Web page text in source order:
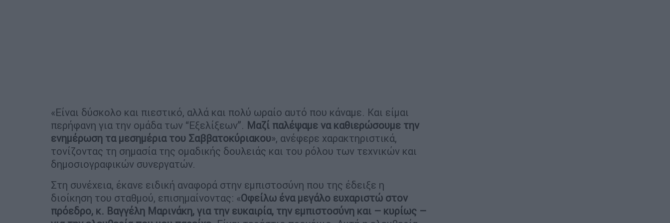
«Είναι δύσκολο και πιεστικό, αλλά και πολύ ωραίο αυτό που κάναμε. Και είμαι
περήφανη για την ομάδα των “Εξελίξεων”. Μαζί παλέψαμε να καθιερώσουμε την
ενημέρωση τα μεσημέρια του Σαββατοκύριακου», ανέφερε χαρακτηριστικά,
τονίζοντας τη σημασία της ομαδικής δουλειάς και του ρόλου των τεχνικών και
δημοσιογραφικών συνεργατών.
Στη συνέχεια, έκανε ειδική αναφορά στην εμπιστοσύνη που της έδειξε η
διοίκηση του σταθμού, επισημαίνοντας: «Οφείλω ένα μεγάλο ευχαριστώ στον
πρόεδρο, κ. Βαγγέλη Μαρινάκη, για την ευκαιρία, την εμπιστοσύνη και – κυρίως –